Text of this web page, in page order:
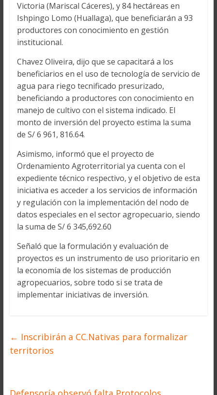
Victoria (Mariscal Cáceres), y 84 hectáreas en
Ishpingo Lomo (Huallaga), que beneficiarán a 93
productores con conocimiento en gestión
institucional.
Chavez Oliveira, dijo que se capacitará a los
beneficiarios en el uso de tecnología de servicio de
agua para riego tecnificado presurizado,
beneficiando a productores con conocimiento en
manejo de cultivo con el sistema indicado. El
monto de inversión del proyecto estima la suma
de S/ 6 961, 816.64.
Asimismo, informó que el proyecto de
Ordenamiento Agroterritorial ya cuenta con el
expediente técnico respectivo, y el objetivo de esta
iniciativa es acceder a los servicios de información
y regulación con la implementación del nodo de
datos especiales en el sector agropecuario, siendo
la suma de S/ 6 345,692.60
Señaló que la formulación y evaluación de
proyectos es un instrumento de uso prioritario en
la economía de los sistemas de producción
agropecuarios, sobre todo si se trata de
implementar iniciativas de inversión.
← Inscribirán a CC.Nativas para formalizar
territorios